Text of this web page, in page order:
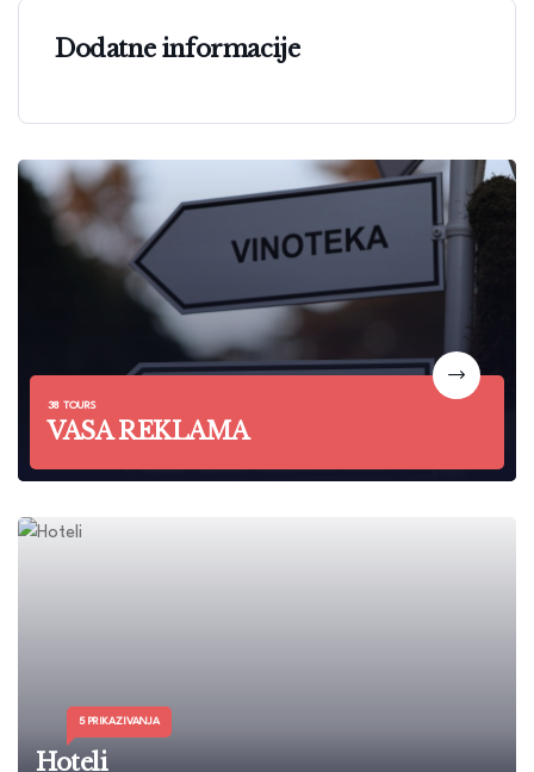
Dodatne informacije
38 TOURS
VASA REKLAMA
5 PRIKAZIVANJA
Hoteli